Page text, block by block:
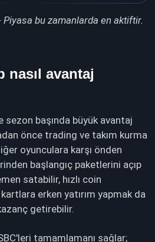
Piyasa bu zamanlarda en aktiftir.
nasıl avantaj
sezon başında büyük avantaj
önce trading ve takım kurma
oyunculara karşı önden
başlangıç paketlerini açıp
satabilir, hızlı coin
erken yatırım yapmak da
getirebilir.
tamamlamanı sağlar;